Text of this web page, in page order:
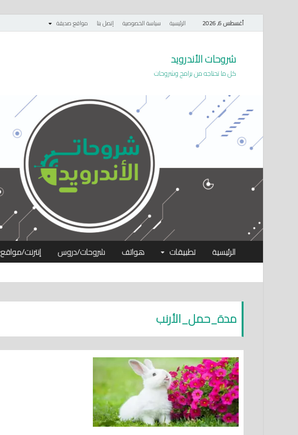
أغسطس 6, 2026 الرئيسية سياسة الخصوصية إتصل بنا مواقع صديقة
شروحات الأندرويد
كل ما تحتاجه من برامج وشروحات
الرئيسية تطبيقات هواتف شروحات/دروس إنترنت/مواقع
مدة_حمل_الأرنب